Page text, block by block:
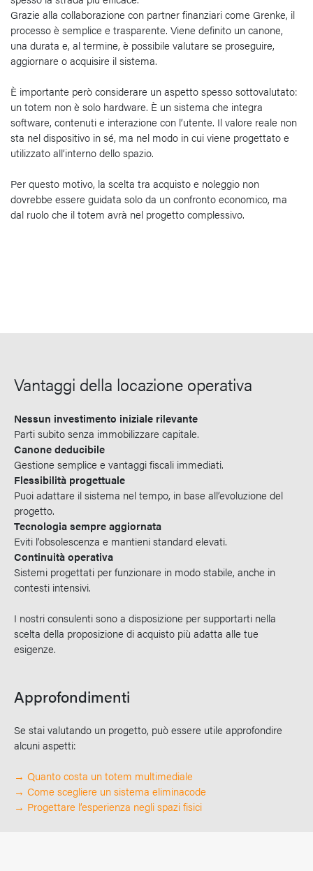
Grazie alla collaborazione con partner finanziari come Grenke, il
processo è semplice e trasparente. Viene definito un canone,
una durata e, al termine, è possibile valutare se proseguire,
aggiornare o acquisire il sistema.
È importante però considerare un aspetto spesso sottovalutato:
un totem non è solo hardware. È un sistema che integra
software, contenuti e interazione con l’utente. Il valore reale non
sta nel dispositivo in sé, ma nel modo in cui viene progettato e
utilizzato all’interno dello spazio.
Per questo motivo, la scelta tra acquisto e noleggio non
dovrebbe essere guidata solo da un confronto economico, ma
dal ruolo che il totem avrà nel progetto complessivo.
Vantaggi della locazione operativa
Nessun investimento iniziale rilevante
Parti subito senza immobilizzare capitale.
Canone deducibile
Gestione semplice e vantaggi fiscali immediati.
Flessibilità progettuale
Puoi adattare il sistema nel tempo, in base all’evoluzione del
progetto.
Tecnologia sempre aggiornata
Eviti l’obsolescenza e mantieni standard elevati.
Continuità operativa
Sistemi progettati per funzionare in modo stabile, anche in
contesti intensivi.
I nostri consulenti sono a disposizione per supportarti nella
scelta della proposizione di acquisto più adatta alle tue
esigenze.
Approfondimenti
Se stai valutando un progetto, può essere utile approfondire
alcuni aspetti:
→ Quanto costa un totem multimediale
→ Come scegliere un sistema eliminacode
→ Progettare l’esperienza negli spazi fisici